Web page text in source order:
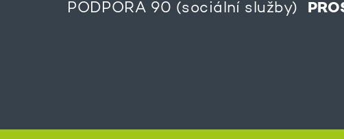
PODPORA 90 (sociální služby)